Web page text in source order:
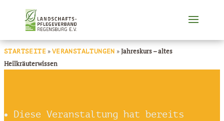
STARTSEITE» VERANSTALTUNGEN »Jahreskurs – altes
Heilkräuterwissen
Diese Veranstaltung hat bereits